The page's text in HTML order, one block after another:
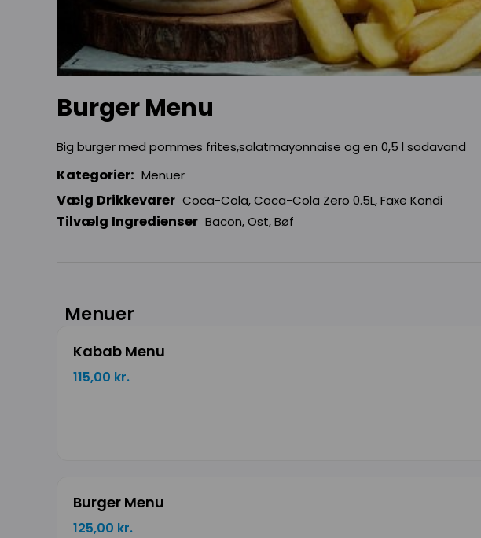
Burger Menu
Big burger med pommes frites,salatmayonnaise og en 0,5 l sodavand
Kategorier: Menuer
Vælg Drikkevarer Coca-Cola, Coca-Cola Zero 0.5L, Faxe Kondi
Tilvælg Ingredienser Bacon, Ost, Bøf
Menuer
Kabab Menu
115,00 kr.
Burger Menu
125,00 kr.